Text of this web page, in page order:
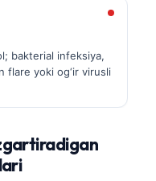
bakterial infeksiya,
flare yoki og‘ir virusli